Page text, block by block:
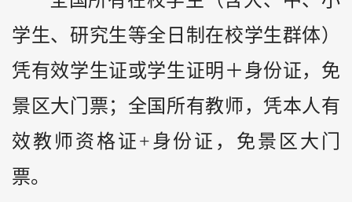
学生、研究生等全日制在校学生群体）
凭有效学生证或学生证明＋身份证，免
景区大门票；全国所有教师，凭本人有
效教师资格证+身份证，免景区大门
票。